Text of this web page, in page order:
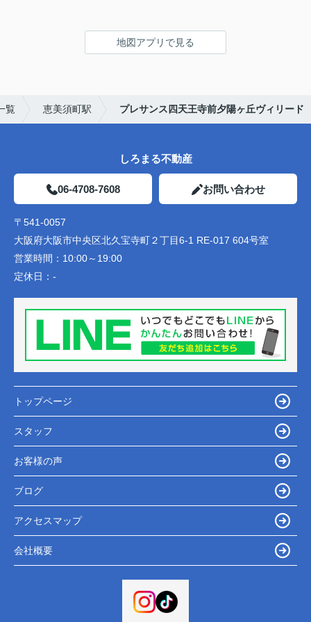
地図アプリで見る
覧 恵美須町駅 プレサンス四天王寺前夕陽ヶ丘ヴィリード
しろまる不動産
06-4708-7608 お問い合わせ
〒541-0057
大阪府大阪市中央区北久宝寺町２丁目6-1 RE-017 604号室
営業時間： 10:00～19:00
定休日： -
トップページ
スタッフ
お客様の声
ブログ
アクセスマップ
会社概要